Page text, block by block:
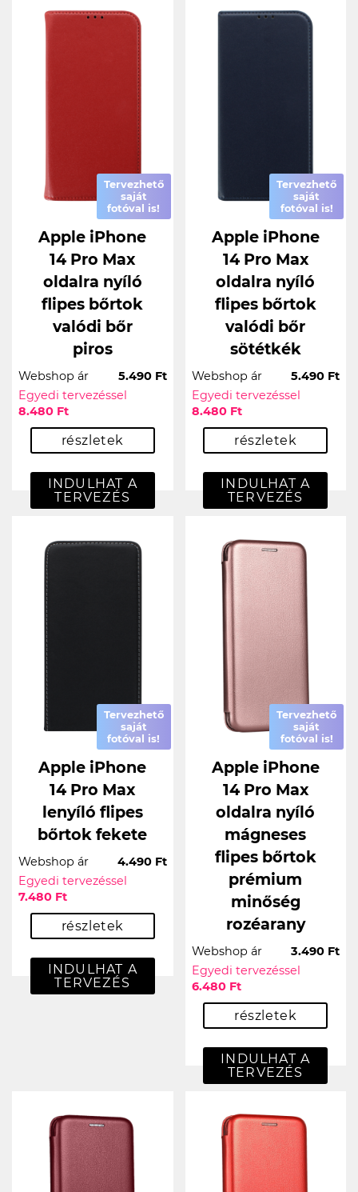
Tervezhető
saját
fotóval is!
Apple iPhone
14 Pro Max
oldalra nyíló
flipes bőrtok
valódi bőr
piros
Webshop ár
5.490 Ft
Egyedi tervezéssel
8.480 Ft
részletek
INDULHAT A
TERVEZÉS
Tervezhető
saját
fotóval is!
Apple iPhone
14 Pro Max
oldalra nyíló
flipes bőrtok
valódi bőr
sötétkék
Webshop ár
5.490 Ft
Egyedi tervezéssel
8.480 Ft
részletek
INDULHAT A
TERVEZÉS
Tervezhető
saját
fotóval is!
Apple iPhone
14 Pro Max
lenyíló flipes
bőrtok fekete
Webshop ár
4.490 Ft
Egyedi tervezéssel
7.480 Ft
részletek
INDULHAT A
TERVEZÉS
Tervezhető
saját
fotóval is!
Apple iPhone
14 Pro Max
oldalra nyíló
mágneses
flipes bőrtok
prémium
minőség
rozéarany
Webshop ár
3.490 Ft
Egyedi tervezéssel
6.480 Ft
részletek
INDULHAT A
TERVEZÉS